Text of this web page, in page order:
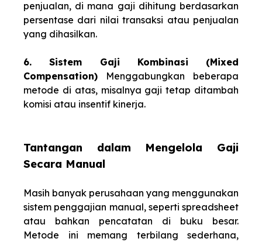
penjualan, di mana gaji dihitung berdasarkan
persentase dari nilai transaksi atau penjualan
yang dihasilkan.
6. Sistem Gaji Kombinasi (Mixed
Compensation) Menggabungkan beberapa
metode di atas, misalnya gaji tetap ditambah
komisi atau insentif kinerja.
Tantangan dalam Mengelola Gaji
Secara Manual
Masih banyak perusahaan yang menggunakan
sistem penggajian manual, seperti spreadsheet
atau bahkan pencatatan di buku besar.
Metode ini memang terbilang sederhana,